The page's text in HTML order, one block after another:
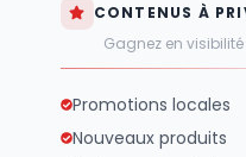
CONTENUS À
Gagnez en
Promotions locales
Nouveaux produits